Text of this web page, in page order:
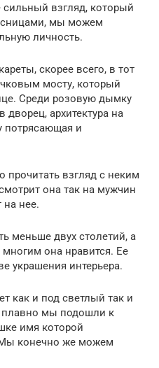
сильный взгляд, который
мы можем
личность.
скорее всего, в тот
мосту, который
Среди розовую дымку
архитектура на
потрясающая и
прочитать взгляд с неким
она так на мужчин
на нее.
меньше двух столетий, а
многим она нравится. Ее
украшения интерьера.
как и под светлый так и
плавно мы подошли к
имя которой
конечно же можем